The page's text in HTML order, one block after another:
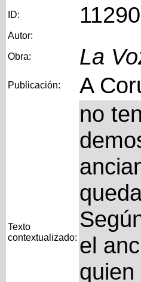
ID:
Autor:
Obra: La
Publicación: A
Texto
contextualizado:
no
el